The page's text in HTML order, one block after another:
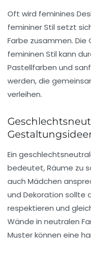
Oft wird feminines
femininer Stil setzt
Farbe zusammen.
femininen Stil kann
Pastellfarben und
werden, die
verleihen.
Ein
bedeutet, Räume zu
auch Mädchen
und Dekoration sollte
respektieren und
Wände in neutralen
Musterkönnen eine